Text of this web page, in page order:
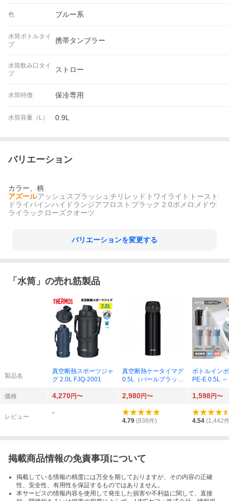
色 ブルー系
水筒ボトルタイ
プ
携帯タンブラー
水筒飲み口タイ
プ
ストロー
水筒特徴 保冷専用
水筒容量（L） 0.9L
バリエーション
カラー、柄
アズールアッシュ スプラッシュ チリレッド トワイライト トースト
ドライパインハイドランジアフロスト ブラック 2.0ポメロ メドウ
ライラック ローズクオーツ
バリエーションを変更する
「 水筒 」の売れ筋製品
製品名
真空断熱スポーツジャ
グ 2.0L FJQ-2001
真空断熱ケータイマグ
0.5L（パールブラッ
ボトルイン
PE-E 0.5L
K
価格 4,270円〜 2,980円〜 1,598円〜
レビュー
-
4.79 (838件) 4.54 (1,442
掲載商品情報の免責事項について
掲載している情報の精度には万全を期しておりますが、その内容の正確
性、安全性、有用性を保証するものではありません。
本サービスの情報内容を使用して発生した損害や不利益に関して、直接